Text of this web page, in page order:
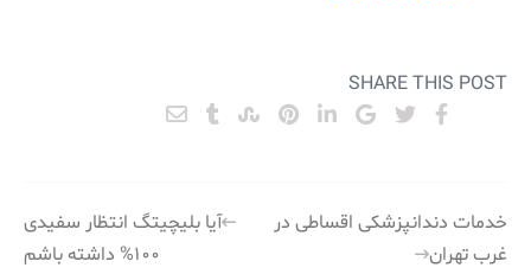
SHARE THIS POST
راهبری
آیا بلیچیتگ انتظار سفیدی
۱۰۰% داشته باشم
خدمات دندانپزشکی اقساطی در
غرب تهران